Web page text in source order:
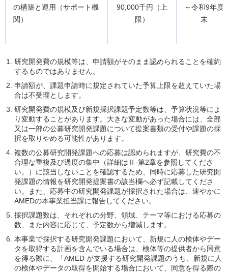
の構築と運用（サポート機
関）
90,000千円（上
限）
～令和9年度
末
研究開発費の規模等は、申請額がそのまま認められることを確約
するものではありません。
申請額が、課題申請時に規定されていた予算上限を超えていた場
合は不受理とします。
研究開発費の規模及び新規採択課題予定数等は、予算状況等によ
り変動することがあります。大きな変動があった場合には、全部
又は一部の公募研究開発課題について提案書類の受付や課題の採
択を取りやめる可能性があります。
複数の公募研究開発課題への応募は認められますが、研究費の不
合理な重複及び過度の集中（詳細はⅡ-第2章を参照してくださ
い。）に該当しないことを確認するため、同時に応募した研究開
発課題の情報を研究開発提案書の該当欄へ必ず記載してくださ
い。また、応募中の研究開発課題が採択された場合は、速やかに
AMEDの本事業担当課に報告してください。
採択課題数は、それぞれの分野、領域、テーマ等における応募の
数、また内容に応じて、予定数から増減します。
本事業で採択する研究開発課題において、新規に人の検体やデー
タを取得する計画を含んでいる場合は、検体等の提供者から同意
を得る際に、「AMED が支援する研究開発課題のうち、新規に人
の検体やデータの取得を開始する場合において、同意を得る際の